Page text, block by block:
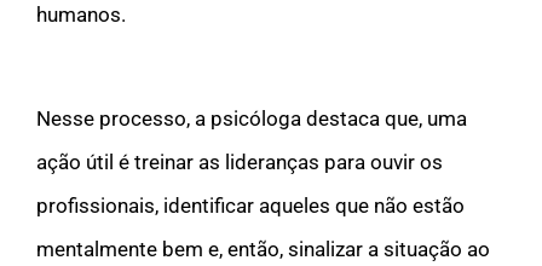
humanos.
Nesse processo, a psicóloga destaca que, uma
ação útil é treinar as lideranças para ouvir os
profissionais, identificar aqueles que não estão
mentalmente bem e, então, sinalizar a situação ao